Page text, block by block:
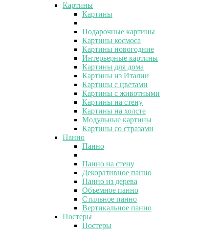
Картины
Картины
Подарочные картины
Картины космоса
Картины новогодние
Интерьерные картины
Картины для дома
Картины из Италии
Картины с цветами
Картины с животными
Картины на стену
Картины на холсте
Модульные картины
Картины со стразами
Панно
Панно
Панно на стену
Декоративное панно
Панно из дерева
Объемное панно
Стильное панно
Вертикальное панно
Постеры
Постеры